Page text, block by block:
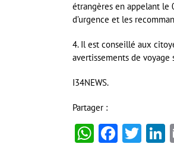
étrangères en appelant
d’urgence et les
4. Il est conseillé aux
avertissements de voyage
I34NEWS.
Partager :